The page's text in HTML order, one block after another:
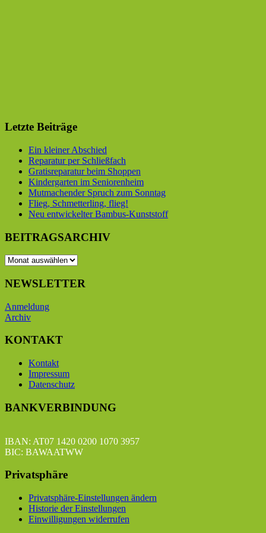
Letzte Beiträge
Ein kleiner Abschied
Reparatur per Schließfach
Gratisreparatur beim Shoppen
Kindergarten im Seniorenheim
Mutmachender Spruch zum Sonntag
Flieg, Schmetterling, flieg!
Neu entwickelter Bambus-Kunststoff
BEITRAGSARCHIV
BEITRAGSARCHIV
NEWSLETTER
Anmeldung
Archiv
KONTAKT
Kontakt
Impressum
Datenschutz
BANKVERBINDUNG
IBAN: AT07 1420 0200 1070 3957
BIC: BAWAATWW
Privatsphäre
Privatsphäre-Einstellungen ändern
Historie der Einstellungen
Einwilligungen widerrufen